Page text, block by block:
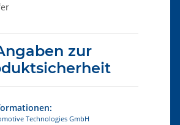
zur
Technologies GmbH